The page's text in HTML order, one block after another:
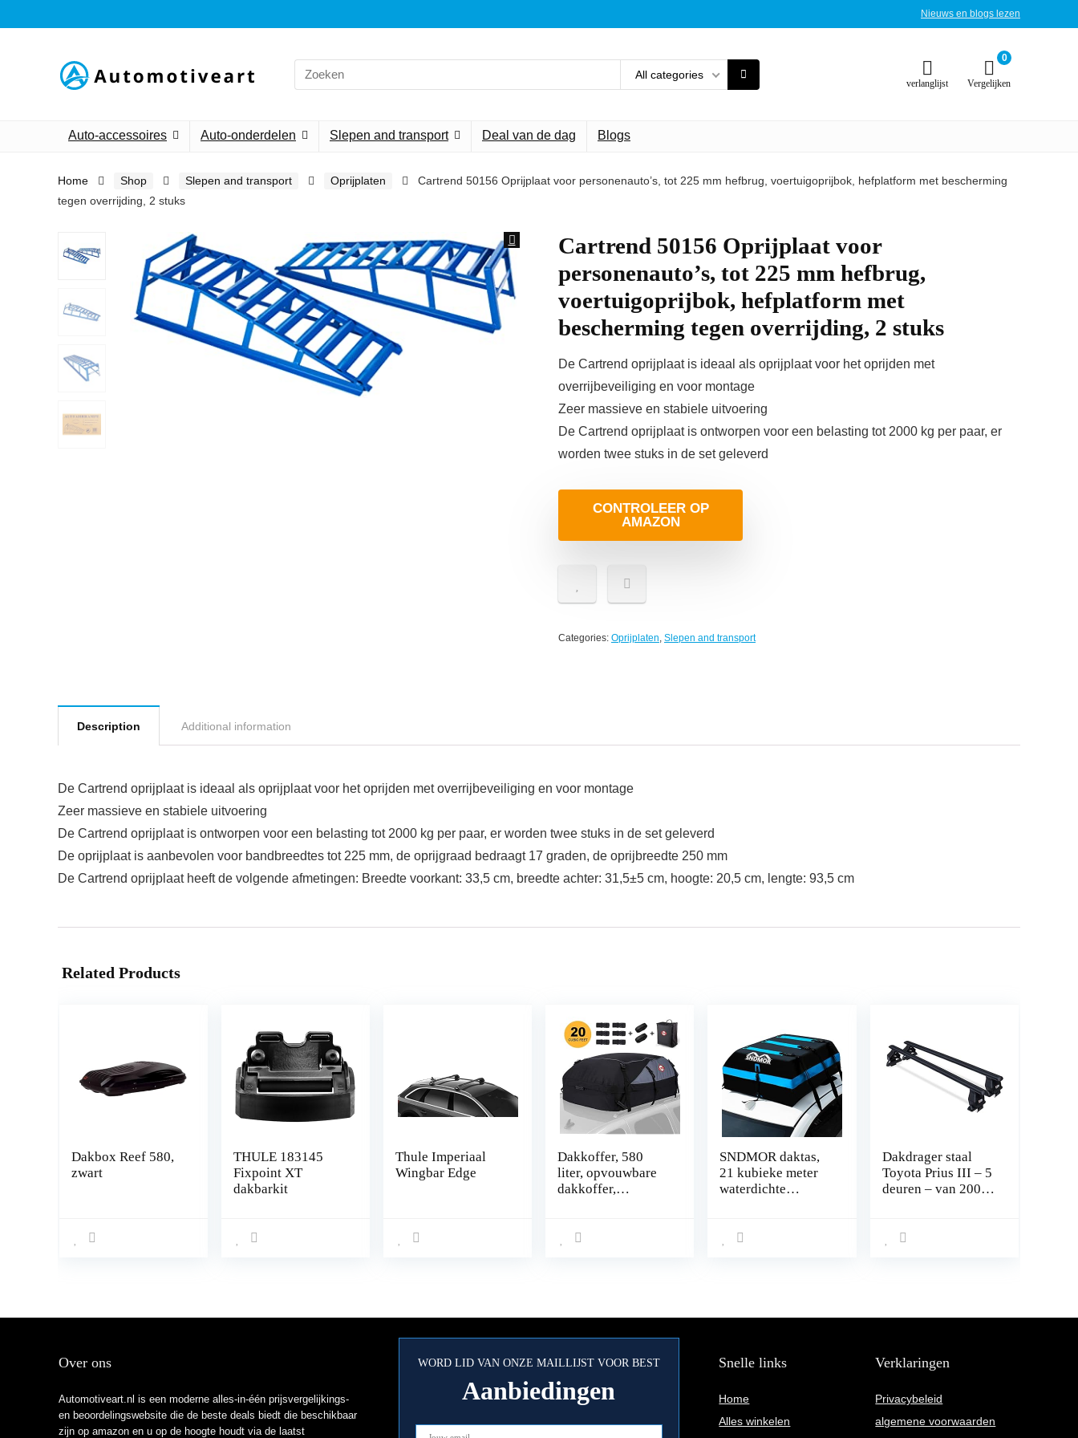
Nieuws en blogs lezen
Search
for:
All categories
verlanglijst
0
Vergelijken
Auto-accessoires Auto-onderdelen Slepen and transport Deal van de dag Blogs
Home Shop Slepen and transport Oprijplaten
Cartrend 50156 Oprijplaat voor personenauto’s, tot 225 mm hefbrug, voertuigoprijbok, hefplatform met bescherming
tegen overrijding, 2 stuks
Cartrend 50156 Oprijplaat voor
personenauto’s, tot 225 mm hefbrug,
voertuigoprijbok, hefplatform met
bescherming tegen overrijding, 2 stuks
De Cartrend oprijplaat is ideaal als oprijplaat voor het oprijden met
overrijbeveiliging en voor montage
Zeer massieve en stabiele uitvoering
De Cartrend oprijplaat is ontworpen voor een belasting tot 2000 kg per paar, er
worden twee stuks in de set geleverd
CONTROLEER OP
AMAZON
Categories: Oprijplaten, Slepen and transport
Description Additional information
De Cartrend oprijplaat is ideaal als oprijplaat voor het oprijden met overrijbeveiliging en voor montage
Zeer massieve en stabiele uitvoering
De Cartrend oprijplaat is ontworpen voor een belasting tot 2000 kg per paar, er worden twee stuks in de set geleverd
De oprijplaat is aanbevolen voor bandbreedtes tot 225 mm, de oprijgraad bedraagt 17 graden, de oprijbreedte 250 mm
De Cartrend oprijplaat heeft de volgende afmetingen: Breedte voorkant: 33,5 cm, breedte achter: 31,5±5 cm, hoogte: 20,5 cm, lengte: 93,5 cm
Related Products
Dakbox Reef 580,
zwart
THULE 183145
Fixpoint XT
dakbarkit
Thule Imperiaal
Wingbar Edge
Dakkoffer, 580
liter, opvouwbare
dakkoffer,
auto, draagbaar,
SNDMOR daktas,
21 kubieke meter
waterdichte
voertuigen met of
Dakdrager staal
Toyota Prius III – 5
deuren – van 2009
Over ons
Automotiveart.nl is een moderne alles-in-één prijsvergelijkings-
en beoordelingswebsite die de beste deals biedt die beschikbaar
zijn op amazon en u op de hoogte houdt via de laatst
WORD LID VAN ONZE MAILLIJST VOOR BEST
Aanbiedingen
Snelle links
Home
Alles winkelen
Verklaringen
Privacybeleid
algemene voorwaarden